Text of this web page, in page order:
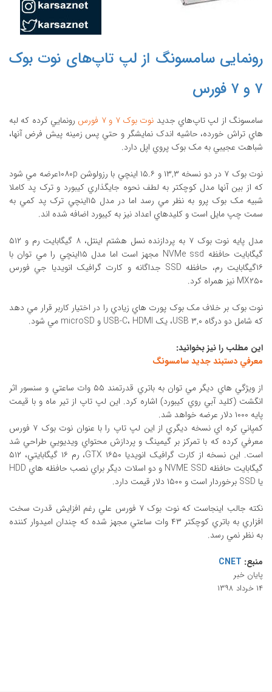
رونمایی سامسونگ از لپ تاپ‌های نوت بوک
۷ و ۷ فورس
سامسونگ از لپ تاپ‌هاي جديد نوت بوک ۷ و ۷ فورس
رونمايي کرده که لبه
هاي تراش خورده، حاشيه اندک نمايشگر و حتي پس زمينه پيش فرض آنها،
شباهت عجيبي به مک بوک پروي اپل دارد.
نوت بوک ۷ در دو نسخه ۱۳,۳ و ۱۵.۶ اينچي با رزولوشن ۱۰۸۰pعرضه مي شود
که از بين آنها مدل کوچکتر به لطف نحوه جايگذاري کيبورد و ترک پد کاملا
شبيه مک بوک پرو به نظر مي رسد اما در مدل ۱۵اينچي ترک پد کمي به
سمت چپ مايل است و کليدهاي اعداد نيز به کيبورد اضافه شده اند.
مدل پايه نوت بوک ۷ به پردازنده نسل هشتم اينتل، ۸ گيگابايت رم و ۵۱۲
گيگابايت حافظه NVMe ssd مجهز است اما مدل ۱۵اينچي را مي توان با
۱۶گيگابايت رم، حافظه SSD جداگانه و کارت گرافيک انويديا جي فورس
MX۲۵۰ نيز همراه کرد.
نوت بوک بر خلاف مک بوک پورت هاي زيادي را در اختيار کاربر قرار مي دهد
که شامل دو درگاه USB ۳,۰، يک USB-C، HDMI و microSD مي شود.
اين مطلب را نيز بخوانيد:
معرفي دستبند جديد سامسونگ
از ويژگي هاي ديگر مي توان به باتري قدرتمند ۵۵ وات ساعتي و سنسور اثر
انگشت (کليد آبي روي کيبورد) اشاره کرد. اين لپ تاپ از تير ماه و با قيمت
پايه ۱۰۰۰ دلار عرضه خواهد شد.
کمپاني کره اي نسخه ديگري از اين لپ تاپ را با عنوان نوت بوک ۷ فورس
معرفي کرده که با تمرکز بر گيمينگ و پردازش محتواي ويديويي طراحي شد
است. اين نسخه از کارت گرافيک انويديا GTX ۱۶۵۰، رم ۱۶ گيگابايتي، ۵۱۲
گيگابايت حافظه NVME SSD و دو اسلات ديگر براي نصب حافظه هاي HDD
يا SSD برخوردار است و ۱۵۰۰ دلار قيمت دارد.
نکته جالب اينجاست که نوت بوک ۷ فورس علي رغم افزايش قدرت سخت
افزاري به باتري کوچکتر ۴۳ وات ساعتي مجهز شده که چندان اميدوار کننده
به نظر نمي رسد.
منبع: CNET
پايان خبر
۱۴ خرداد ۱۳۹۸